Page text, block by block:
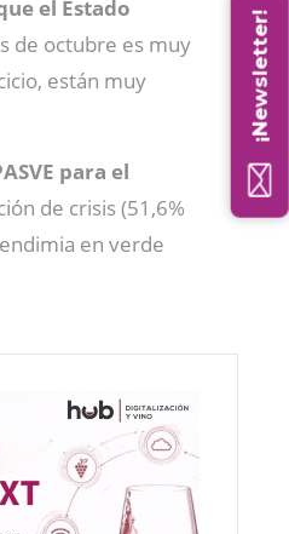
el Estado
de octubre es muy
están muy
para el
de crisis (51,6%
en verde
¡Newsletter!